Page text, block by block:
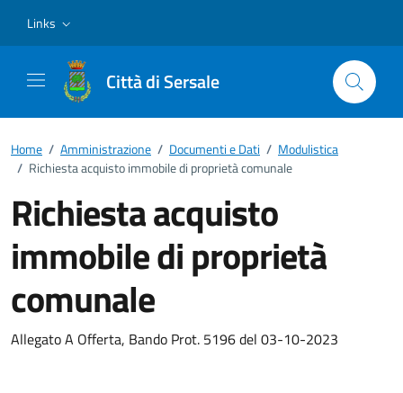
Links
Città di Sersale
Home / Amministrazione / Documenti e Dati / Modulistica
/ Richiesta acquisto immobile di proprietà comunale
Richiesta acquisto
immobile di proprietà
comunale
Dettagli del documento
Allegato A Offerta, Bando Prot. 5196 del 03-10-2023